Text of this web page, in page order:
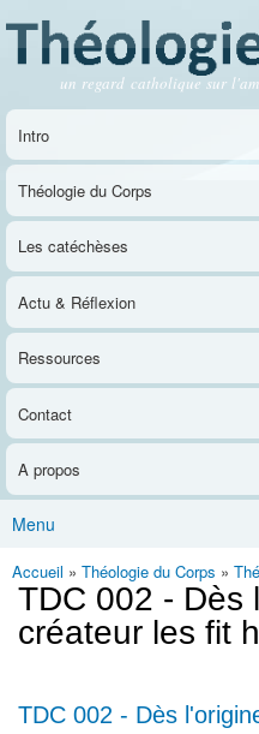
contenu
principal
Théologie du Corps
un regard catholique sur
Menu principal
Intro
Théologie du Corps
Les catéchèses
Actu & Réflexion
Ressources
Contact
A propos
Menu
Vous êtes ici
Accueil » Théologie du Corps »
TDC 002 - Dès
créateur les fit
TDC 002 - Dès